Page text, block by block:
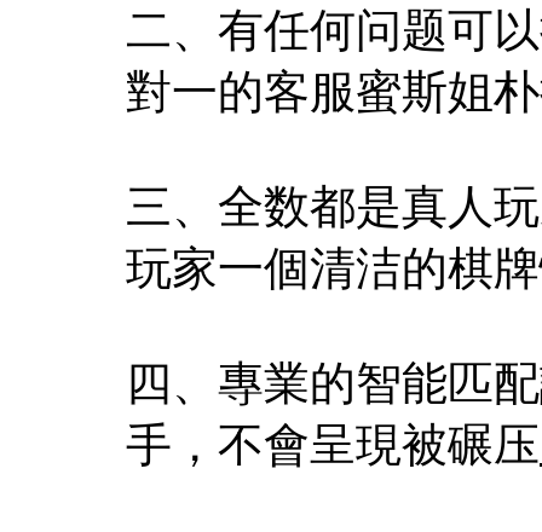
二、有任何问题可
對一的客服蜜斯姐
三、全数都是真人
玩家一個清洁的棋
四、專業的智能匹
手，不會呈現被碾压